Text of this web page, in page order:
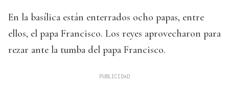
En la basílica están enterrados ocho papas, entre
ellos, el papa Francisco. Los reyes aprovecharon para
rezar ante la tumba del papa Francisco.